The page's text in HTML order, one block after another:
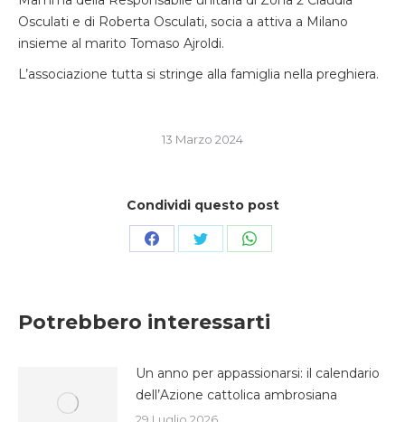
Osculati e di Roberta Osculati, socia a attiva a Milano
insieme al marito Tomaso Ajroldi.
L’associazione tutta si stringe alla famiglia nella preghiera.
13 Marzo 2024
Condividi questo post
CondividiCondividiCondividi
Potrebbero interessarti
Un anno per appassionarsi: il calendario
dell’Azione cattolica ambrosiana